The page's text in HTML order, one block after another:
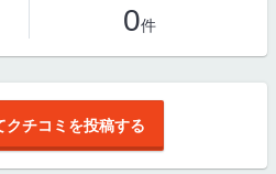
0件
クチコミを投稿する